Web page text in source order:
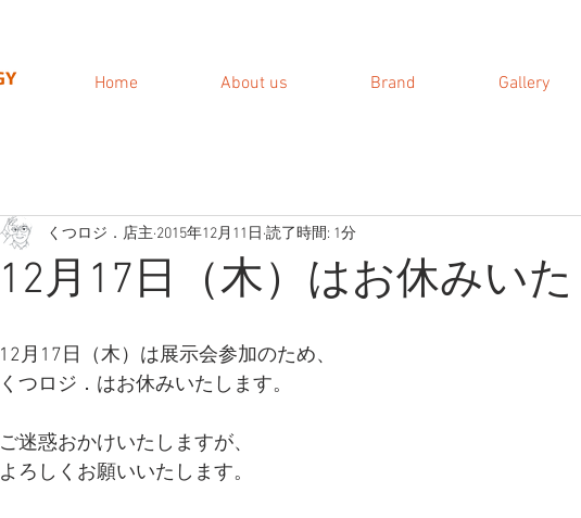
Home About us Brand Gallery
12月17日（木）はお休みいた
くつロジ．店主 2015年12月11日 読了時間: 1分
12月17日（木）は展示会参加のため、
くつロジ．はお休みいたします。
ご迷惑おかけいたしますが、
よろしくお願いいたします。